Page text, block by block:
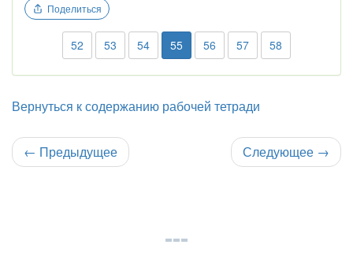
Поделиться
52 53 54 55 56 57 58
Вернуться к содержанию рабочей тетради
← Предыдущее Следующее →